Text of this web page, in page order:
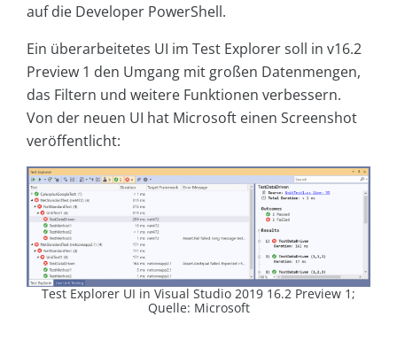
auf die Developer PowerShell.
Ein überarbeitetes UI im Test Explorer soll in v16.2
Preview 1 den Umgang mit großen Datenmengen,
das Filtern und weitere Funktionen verbessern.
Von der neuen UI hat Microsoft einen Screenshot
veröffentlicht:
Test Explorer UI in Visual Studio 2019 16.2 Preview 1;
Quelle: Microsoft